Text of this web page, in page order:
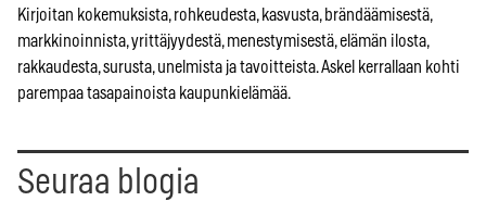
Kirjoitan kokemuksista, rohkeudesta, kasvusta, brändäämisestä,
markkinoinnista, yrittäjyydestä, menestymisestä, elämän ilosta,
rakkaudesta, surusta, unelmista ja tavoitteista. Askel kerrallaan kohti
parempaa tasapainoista kaupunkielämää.
Seuraa blogia